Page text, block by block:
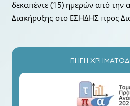
δεκαπέντε (15) ημερών από την
Διακήρυξης στο ΕΣΗΔΗΣ προς
ΠΗΓΗ